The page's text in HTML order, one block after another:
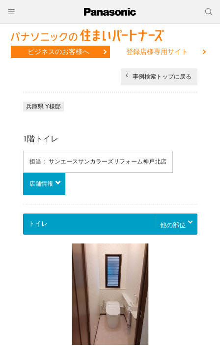
ビジネスのお客様へ 登録店様専用サイト
事例検索トップに戻る
兵庫県 Y様邸
1階トイレ
担当： サンエースサンカラーズリフォーム神戸北店
店舗情報
他の部位